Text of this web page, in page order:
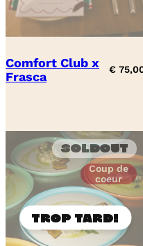
Comfort Club x
Frasca
€
Soldout
Coup de
coeur